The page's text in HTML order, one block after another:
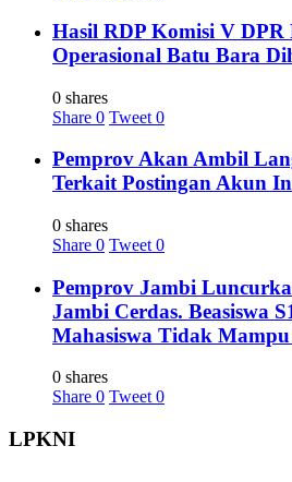
Hasil RDP Komisi V
Operasional Batu Bara
0 shares
Share 0 Tweet 0
Pemprov Akan Ambil
Terkait Postingan Akun
0 shares
Share 0 Tweet 0
Pemprov Jambi
Jambi Cerdas. Beasiswa
Mahasiswa Tidak Mampu
0 shares
Share 0 Tweet 0
LPKNI